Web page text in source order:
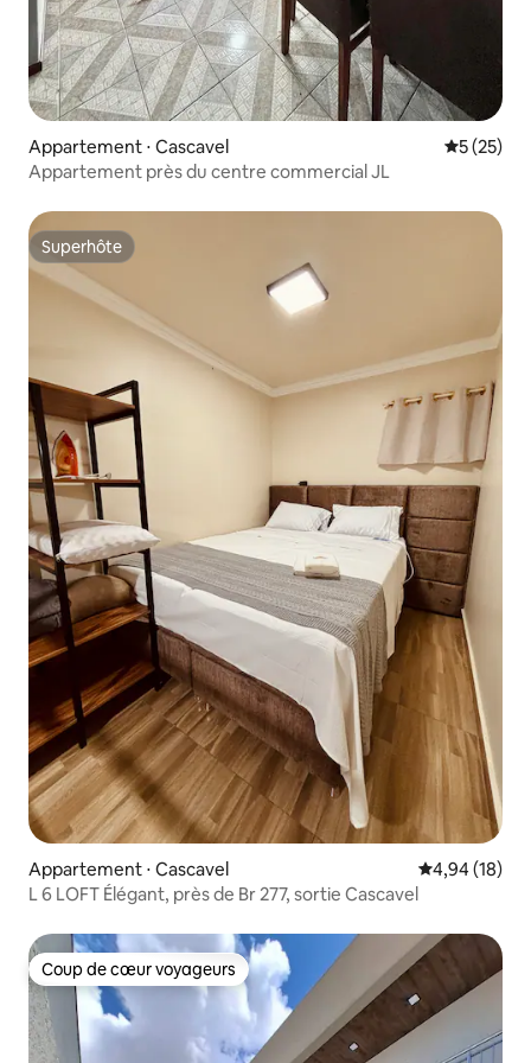
Appartement ⋅ Cascavel
5 (25)
Appartement près du centre commercial JL
Superhôte
Superhôte
Appartement ⋅ Cascavel Évaluation
4,94 (18)
L 6 LOFT Élégant, près de Br 277, sortie Cascavel
Coup de cœur voyageurs
Coup de cœur voyageurs